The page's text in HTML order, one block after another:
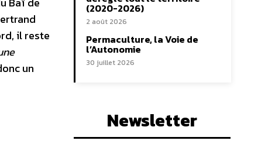
il reste
un
(2020-2026)
2 août 2026
Permaculture, la Voie de
l’Autonomie
30 juillet 2026
Newsletter